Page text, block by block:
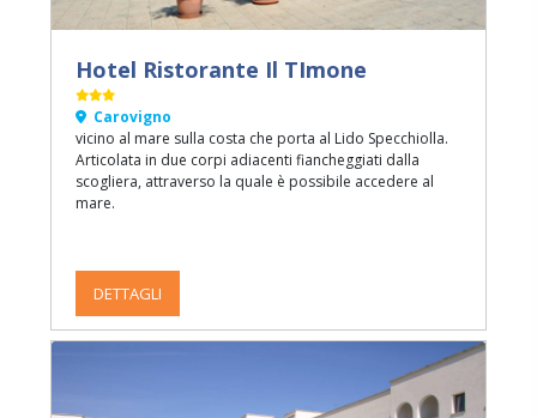
Hotel Ristorante Il TImone
Carovigno
vicino al mare sulla costa che porta al Lido Specchiolla.
Articolata in due corpi adiacenti fiancheggiati dalla
scogliera, attraverso la quale è possibile accedere al
mare.
DETTAGLI